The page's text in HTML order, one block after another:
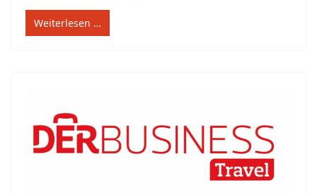
Weiterlesen …